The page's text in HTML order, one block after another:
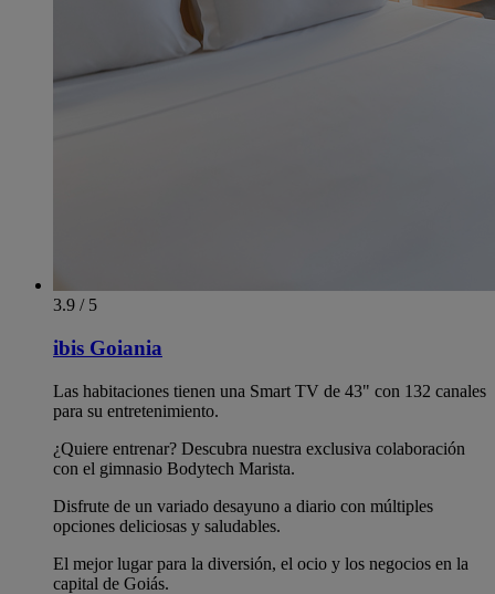
3.9 / 5
ibis Goiania
Las habitaciones tienen una Smart TV de 43" con 132 canales
para su entretenimiento.
¿Quiere entrenar? Descubra nuestra exclusiva colaboración
con el gimnasio Bodytech Marista.
Disfrute de un variado desayuno a diario con múltiples
opciones deliciosas y saludables.
El mejor lugar para la diversión, el ocio y los negocios en la
capital de Goiás.